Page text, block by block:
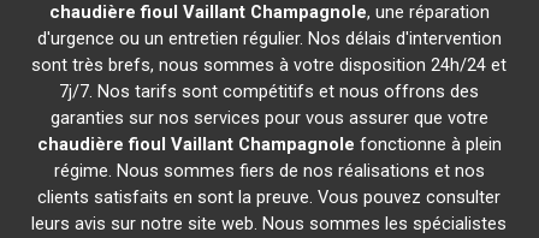
chaudière fioul Vaillant Champagnole, une réparation
d'urgence ou un entretien régulier. Nos délais d'intervention
sont très brefs, nous sommes à votre disposition 24h/24 et
7j/7. Nos tarifs sont compétitifs et nous offrons des
garanties sur nos services pour vous assurer que votre
chaudière fioul Vaillant Champagnole fonctionne à plein
régime. Nous sommes fiers de nos réalisations et nos
clients satisfaits en sont la preuve. Vous pouvez consulter
leurs avis sur notre site web. Nous sommes les spécialistes